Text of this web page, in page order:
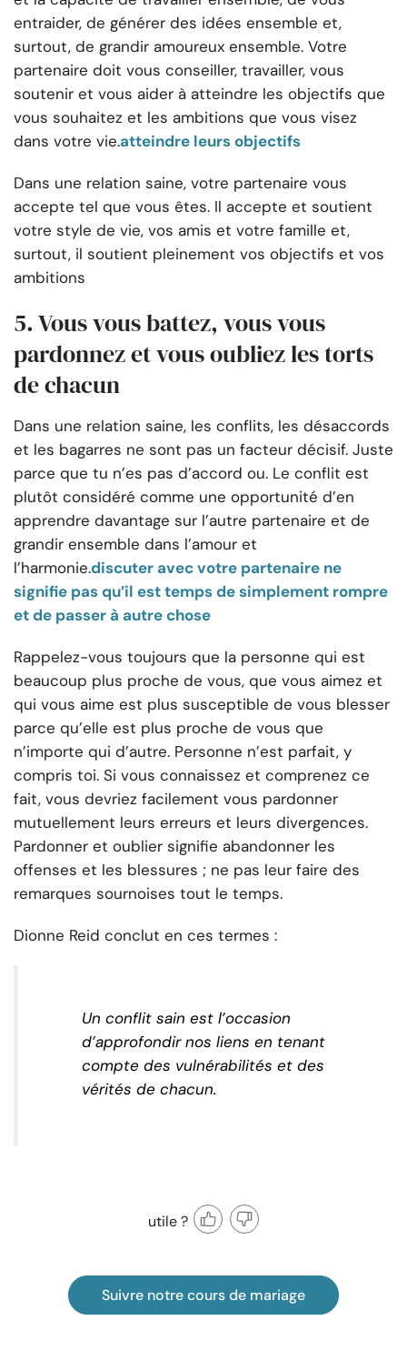
entraider, de générer des idées ensemble et,
surtout, de grandir amoureux ensemble. Votre
partenaire doit vous conseiller, travailler, vous
soutenir et vous aider à atteindre les objectifs que
vous souhaitez et les ambitions que vous visez
dans votre vie.atteindre leurs objectifs
Dans une relation saine, votre partenaire vous
accepte tel que vous êtes. Il accepte et soutient
votre style de vie, vos amis et votre famille et,
surtout, il soutient pleinement vos objectifs et vos
ambitions
5. Vous vous battez, vous vous
pardonnez et vous oubliez les torts
de chacun
Dans une relation saine, les conflits, les désaccords
et les bagarres ne sont pas un facteur décisif. Juste
parce que tu n’es pas d’accord ou. Le conflit est
plutôt considéré comme une opportunité d’en
apprendre davantage sur l’autre partenaire et de
grandir ensemble dans l’amour et
l’harmonie.discuter avec votre partenaire ne
signifie pas qu’il est temps de simplement rompre
et de passer à autre chose
Rappelez-vous toujours que la personne qui est
beaucoup plus proche de vous, que vous aimez et
qui vous aime est plus susceptible de vous blesser
parce qu’elle est plus proche de vous que
n’importe qui d’autre. Personne n’est parfait, y
compris toi. Si vous connaissez et comprenez ce
fait, vous devriez facilement vous pardonner
mutuellement leurs erreurs et leurs divergences.
Pardonner et oublier signifie abandonner les
offenses et les blessures ; ne pas leur faire des
remarques sournoises tout le temps.
Dionne Reid conclut en ces termes :
Un conflit sain est l’occasion
d’approfondir nos liens en tenant
compte des vulnérabilités et des
vérités de chacun.
utile ?
Suivre notre cours de mariage